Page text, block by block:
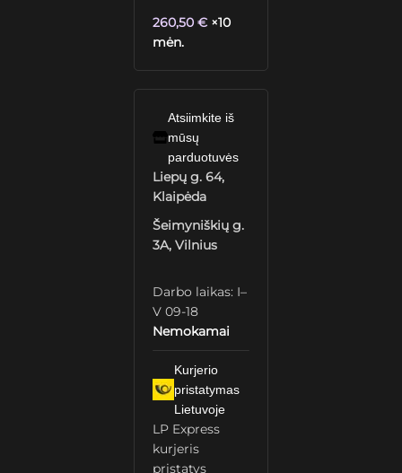
260,50€ ×10
mėn.
Atsiimkite iš
mūsų
parduotuvės
Liepų g. 64,
Klaipėda
Šeimyniškių g.
3A, Vilnius
Darbo laikas: I–
V 09-18
Nemokamai
Kurjerio
pristatymas
Lietuvoje
LP Express
kurjeris
pristatys